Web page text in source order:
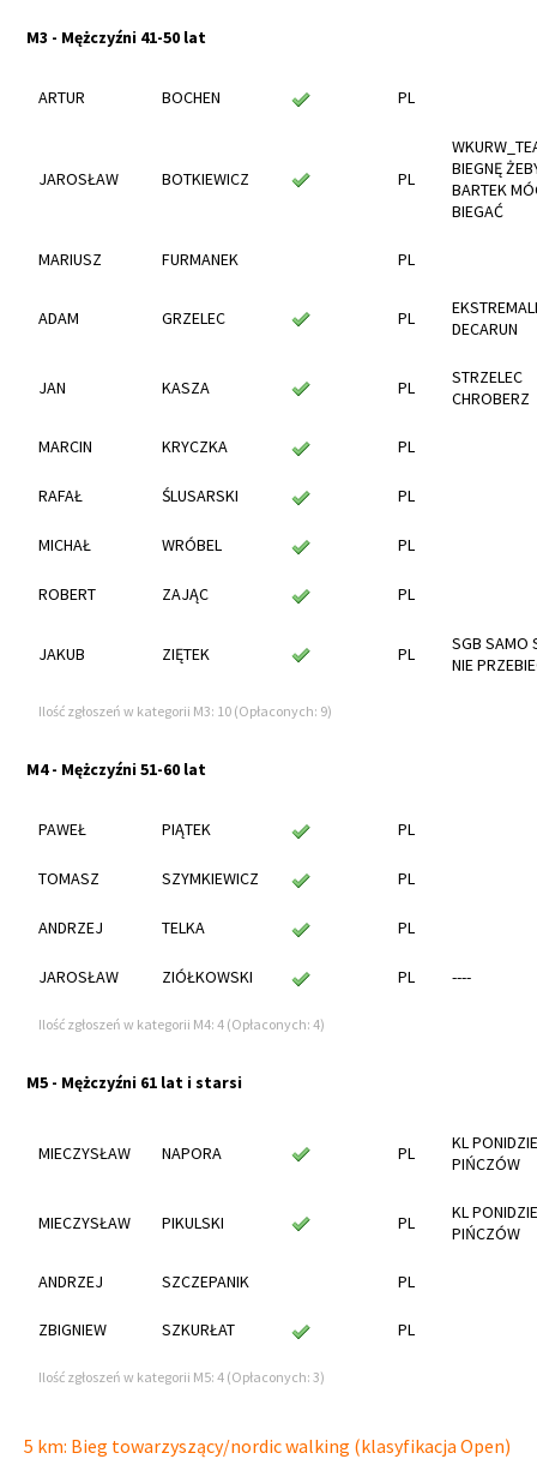
M3 - Mężczyźni 41-50 lat
ARTUR BOCHEN PL
JAROSŁAW BOTKIEWICZ PL
BIEGNĘ
BARTEK
BIEGAĆ
MARIUSZ FURMANEK PL
ADAM GRZELEC PL
DECARUN
JAN KASZA PL
STRZELEC
CHROBERZ
MARCIN KRYCZKA PL
RAFAŁ ŚLUSARSKI PL
MICHAŁ WRÓBEL PL
ROBERT ZAJĄC PL
JAKUB ZIĘTEK PL
SGB SAMO
NIE
Ilość zgłoszeń w kategorii M3: 10 (Opłaconych: 9)
M4 - Mężczyźni 51-60 lat
PAWEŁ PIĄTEK PL
TOMASZ SZYMKIEWICZ PL
ANDRZEJ TELKA PL
JAROSŁAW ZIÓŁKOWSKI PL ----
Ilość zgłoszeń w kategorii M4: 4 (Opłaconych: 4)
M5 - Mężczyźni 61 lat i starsi
MIECZYSŁAW NAPORA PL
KL PONIDZIE
PIŃCZÓW
MIECZYSŁAW PIKULSKI PL
KL PONIDZIE
PIŃCZÓW
ANDRZEJ SZCZEPANIK PL
ZBIGNIEW SZKURŁAT PL
Ilość zgłoszeń w kategorii M5: 4 (Opłaconych: 3)
5 km: Bieg towarzyszący/nordic walking (klasyfikacja Open)